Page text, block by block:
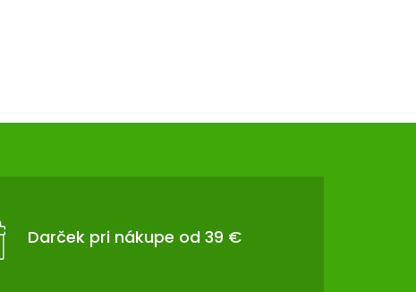
Darček pri nákupe od 39 €